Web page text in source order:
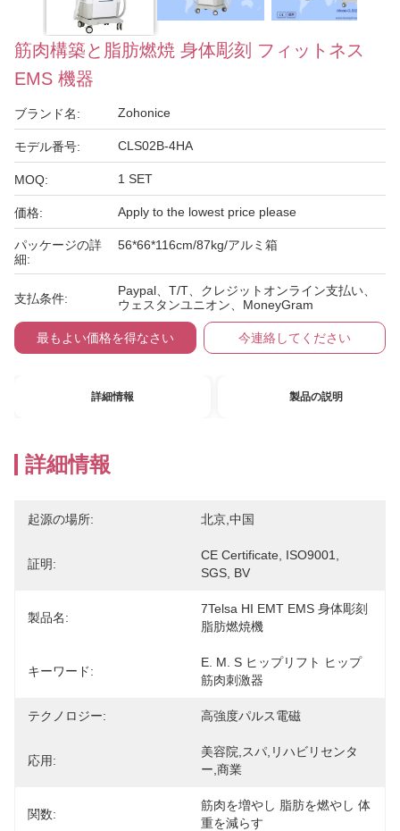
筋肉構築と脂肪燃焼 身体彫刻 フィットネス
EMS 機器
ブランド名: Zohonice
モデル番号: CLS02B-4HA
MOQ: 1 SET
価格: Apply to the lowest price please
パッケージの詳
細:
56*66*116cm/87kg/アルミ箱
支払条件:
Paypal、T/T、クレジットオンライン支払い、
ウェスタンユニオン、MoneyGram
最もよい価格を得なさい 今連絡してください
詳細情報 製品の説明
詳細情報
起源の場所: 北京,中国
証明:
CE Certificate, ISO9001,
SGS, BV
製品名:
7Telsa HI EMT EMS 身体彫刻
脂肪燃焼機
キーワード:
E. M. S ヒップリフト ヒップ
筋肉刺激器
テクノロジー: 高強度パルス電磁
応用:
美容院,スパ,リハビリセンタ
ー,商業
関数:
筋肉を増やし 脂肪を燃やし 体
重を減らす